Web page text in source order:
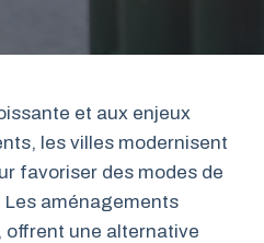
et aux enjeux
les villes modernisent
favoriser des modes de
aménagements
offrent une alternative